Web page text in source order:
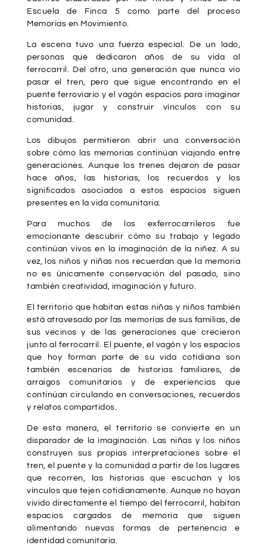
Escuela de Finca 5 como parte del proceso
Memorias en Movimiento.
La escena tuvo una fuerza especial. De un lado,
personas que dedicaron años de su vida al
ferrocarril. Del otro, una generación que nunca vio
pasar el tren, pero que sigue encontrando en el
puente ferroviario y el vagón espacios para imaginar
historias, jugar y construir vínculos con su
comunidad.
Los dibujos permitieron abrir una conversación
sobre cómo las memorias continúan viajando entre
generaciones. Aunque los trenes dejaron de pasar
hace años, las historias, los recuerdos y los
significados asociados a estos espacios siguen
presentes en la vida comunitaria.
Para muchos de los exferrocarrileros fue
emocionante descubrir cómo su trabajo y legado
continúan vivos en la imaginación de la niñez. A su
vez, los niños y niñas nos recuerdan que la memoria
no es únicamente conservación del pasado, sino
también creatividad, imaginación y futuro.
El territorio que habitan estas niñas y niños también
está atravesado por las memorias de sus familias, de
sus vecinos y de las generaciones que crecieron
junto al ferrocarril. El puente, el vagón y los espacios
que hoy forman parte de su vida cotidiana son
también escenarios de historias familiares, de
arraigos comunitarios y de experiencias que
continúan circulando en conversaciones, recuerdos
y relatos compartidos.
De esta manera, el territorio se convierte en un
disparador de la imaginación. Las niñas y los niños
construyen sus propias interpretaciones sobre el
tren, el puente y la comunidad a partir de los lugares
que recorren, las historias que escuchan y los
vínculos que tejen cotidianamente. Aunque no hayan
vivido directamente el tiempo del ferrocarril, habitan
espacios cargados de memoria que siguen
alimentando nuevas formas de pertenencia e
identidad comunitaria.